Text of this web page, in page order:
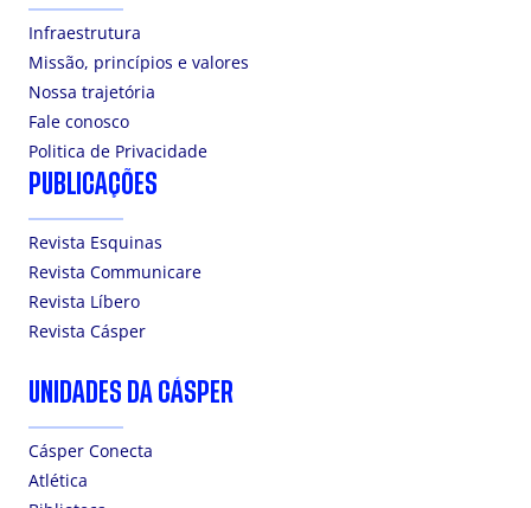
Infraestrutura
Missão, princípios e valores
Nossa trajetória
Fale conosco
Politica de Privacidade
PUBLICAÇÕES
Revista Esquinas
Revista Communicare
Revista Líbero
Revista Cásper
UNIDADES DA CÁSPER
Cásper Conecta
Atlética